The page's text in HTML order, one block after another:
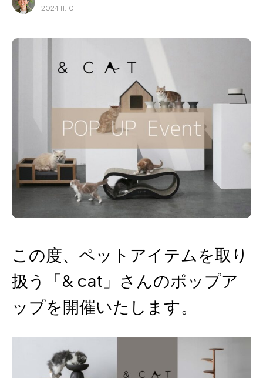
Recruit
フラッグシップストア
0965-52-0323
熊本店
096-274-8175
0965-45-9282
2024.11.10
この度、ペットアイテムを取り
扱う「& cat」さんのポップア
ップを開催いたします。